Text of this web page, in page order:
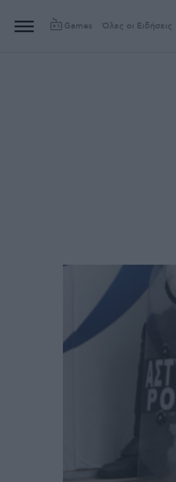
Games Όλες οι Ειδήσεις